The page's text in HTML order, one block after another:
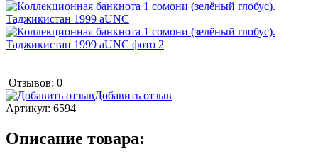
Отзывов: 0
Добавить отзыв
Артикул: 6594
Описание товара: